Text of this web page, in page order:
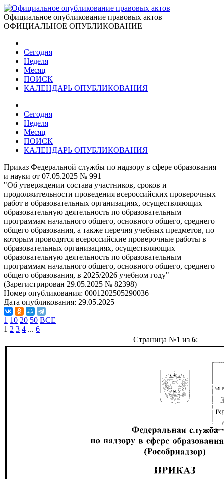
Официальное опубликование правовых актов
ОФИЦИАЛЬНОЕ ОПУБЛИКОВАНИЕ
Сегодня
Неделя
Месяц
ПОИСК
КАЛЕНДАРЬ ОПУБЛИКОВАНИЯ
Сегодня
Неделя
Месяц
ПОИСК
КАЛЕНДАРЬ ОПУБЛИКОВАНИЯ
Приказ Федеральной службы по надзору в сфере образования
и науки от 07.05.2025 № 991
"Об утверждении состава участников, сроков и
продолжительности проведения всероссийских проверочных
работ в образовательных организациях, осуществляющих
образовательную деятельность по образовательным
программам начального общего, основного общего, среднего
общего образования, а также перечня учебных предметов, по
которым проводятся всероссийские проверочные работы в
образовательных организациях, осуществляющих
образовательную деятельность по образовательным
программам начального общего, основного общего, среднего
общего образования, в 2025/2026 учебном году"
(Зарегистрирован 29.05.2025 № 82398)
Номер опубликования: 0001202505290036
Дата опубликования: 29.05.2025
1 10 20 50 ВСЕ
1 2 3 4 ... 6
Страница №1 из 6: